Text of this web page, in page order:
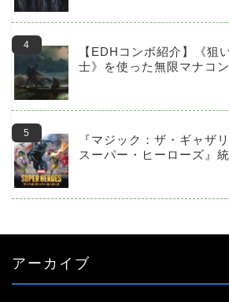
【EDHコンボ紹介】《狙
士》を使った無限マナコ
『マジック：ザ・ギャザ
スーパー・ヒーローズ』
アーカイブ